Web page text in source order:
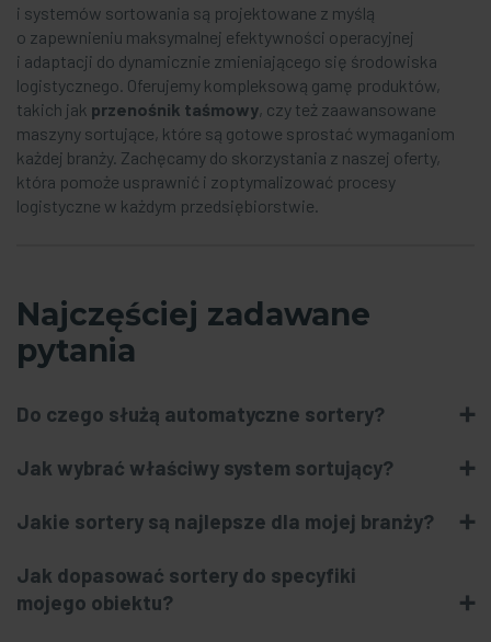
i systemów sortowania są projektowane z myślą
o zapewnieniu maksymalnej efektywności operacyjnej
i adaptacji do dynamicznie zmieniającego się środowiska
logistycznego. Oferujemy kompleksową gamę produktów,
takich jak przenośnik taśmowy, czy też zaawansowane
maszyny sortujące, które są gotowe sprostać wymaganiom
każdej branży. Zachęcamy do skorzystania z naszej oferty,
która pomoże usprawnić i zoptymalizować procesy
logistyczne w każdym przedsiębiorstwie.
Najczęściej zadawane
pytania
Do czego służą automatyczne sortery?
Jak wybrać właściwy system sortujący?
Jakie sortery są najlepsze dla mojej branży?
Jak dopasować sortery do specyfiki
mojego obiektu?